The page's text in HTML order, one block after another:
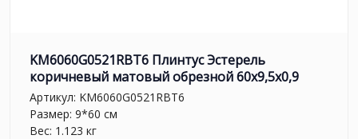
KM6060G0521RBT6 Плинтус Эстерель
коричневый матовый обрезной 60x9,5x0,9
Артикул: KM6060G0521RBT6
Размер: 9*60 см
Вес: 1.123 кг